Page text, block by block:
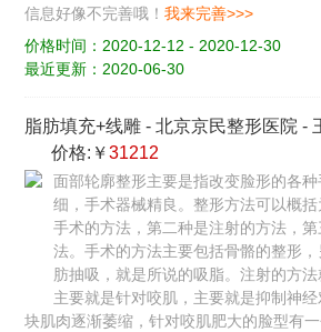
信息好像不完善哦！我来完善>>>
价格时间：2020-12-12 - 2020-12-30
最近更新：2020-06-30
脂肪填充+线雕 -北京京民整形医院 -
价格:￥31212
面部轮廓整形主要是指改变脸形的各
细，手术器械精良。整形方法可以概
手术的方法，第二种是注射的方法，
法。手术的方法主要包括骨骼的整形
肪抽吸，就是所说的吸脂。注射的方
主要就是针对咬肌，主要就是抑制神
块肌肉逐渐萎缩，针对咬肌肥大的脸型有